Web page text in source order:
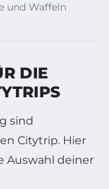
und Waffeln
DIE
sind
Citytrip. Hier
Auswahl deiner